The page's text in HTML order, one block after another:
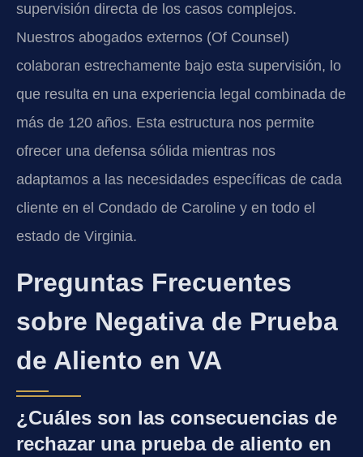
supervisión directa de los casos complejos.
Nuestros abogados externos (Of Counsel)
colaboran estrechamente bajo esta supervisión, lo
que resulta en una experiencia legal combinada de
más de 120 años. Esta estructura nos permite
ofrecer una defensa sólida mientras nos
adaptamos a las necesidades específicas de cada
cliente en el Condado de Caroline y en todo el
estado de Virginia.
Preguntas Frecuentes
sobre Negativa de Prueba
de Aliento en VA
¿Cuáles son las consecuencias de
rechazar una prueba de aliento en